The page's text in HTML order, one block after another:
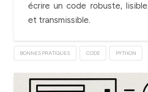
écrire un code robuste,
et transmissible.
BONNES PRATIQUES CODE PYTHON